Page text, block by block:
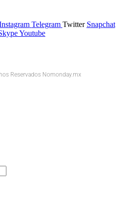
Telegram Twitter Snapchat
Youtube
Reservados Nomonday.mx